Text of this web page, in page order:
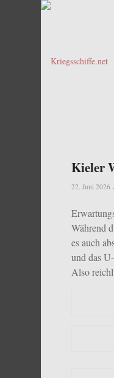
Kieler
22. Juni 2026
Während
es auch
und das
Also